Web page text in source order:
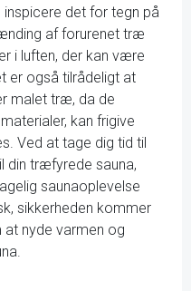
det for tegn på
af forurenet træ
i luften, der kan være
er også tilrådeligt at
malet træ, da de
kan frigive
Ved at tage dig tid til
din træfyrede sauna,
saunaoplevelse
sikkerheden kommer
at nyde varmen og